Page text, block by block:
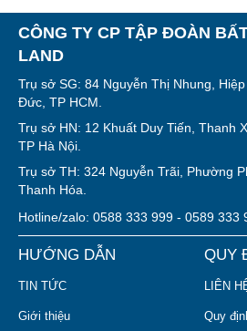
CÔNG TY CP TẬP ĐOÀN
LAND
Trụ sở SG: 84 Nguyễn Thị Nhung,
Đức, TP HCM.
Trụ sở HN: 12 Khuất Duy Tiến, Thanh
TP Hà Nội.
Trụ sở TH: 324 Nguyễn Trãi, Phường
Thanh Hóa.
Hotline/zalo: 0588 333 999 - 0589 333
HƯỚNG DẪN
TIN TỨC
Giới thiệu
QUY
LIÊN
Quy